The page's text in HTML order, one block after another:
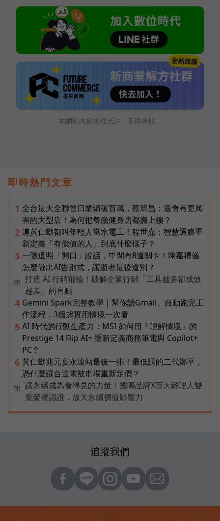
本網站內容未經允許，不得轉載。
即時熱門文章
1 全台最大全聯首日業績破百萬，蔡篤昌：還會有更厲
害的大型店！為何把餐廳健身房都搬上樓？
2 連黃仁勳都叫年輕人當水電工！程世嘉：智慧通膨重
新定義「有價值的人」到底什麼樣子？
3 一張遺照「開口」說話，中間有8道關卡！翊嘉禮儀
怎麼做出AI告別式，讓逝者最後道別？
PR
打造 AI 行銷飛輪！破解企業行銷「工具越多卻成效
越差」的盲點
4 Gemini Spark完整教學｜幫你讀Gmail、自動跑完工
作流程，3個超實用情境一次看
5 AI 時代的行動生產力：MSI 如何用「理解情境」的
Prestige 14 Flip AI+ 重新定義商務筆電與 Copilot+
PC？
6 黃仁勳兆元宴永遠站最後一排！最低調的二代鄭平，
憑什麼讓台達電被市場重新定價？
PR
讓永續成為看得見的力量！國際品牌X百大經理人雙
重榮譽認證，放大永續價值影響力
追蹤我們